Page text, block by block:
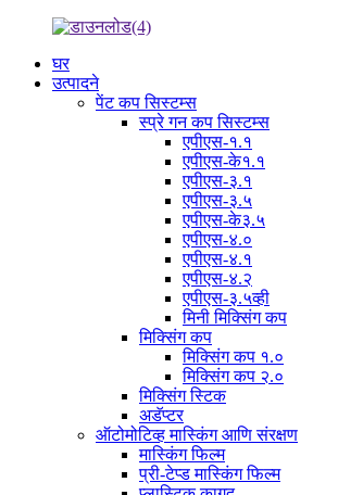
घर
उत्पादने
पेंट कप सिस्टम्स
स्प्रे गन कप सिस्टम्स
एपीएस-१.१
एपीएस-के१.१
एपीएस-३.१
एपीएस-३.५
एपीएस-के३.५
एपीएस-४.०
एपीएस-४.१
एपीएस-४.२
एपीएस-३.५व्ही
मिनी मिक्सिंग कप
मिक्सिंग कप
मिक्सिंग कप १.०
मिक्सिंग कप २.०
मिक्सिंग स्टिक
अडॅप्टर
ऑटोमोटिव्ह मास्किंग आणि संरक्षण
मास्किंग फिल्म
प्री-टेप्ड मास्किंग फिल्म